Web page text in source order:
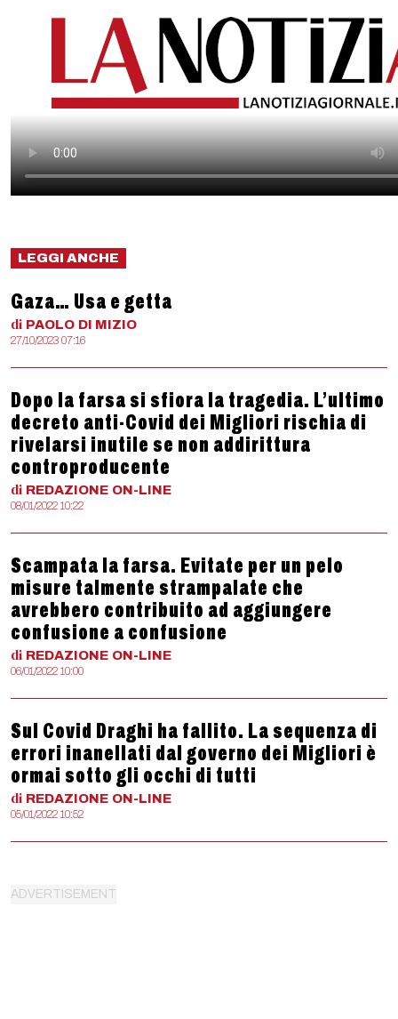
LEGGI ANCHE
Gaza… Usa e getta
di PAOLO DI MIZIO
27/10/2023 07:16
Dopo la farsa si sfiora la tragedia. L’ultimo
decreto anti-Covid dei Migliori rischia di
rivelarsi inutile se non addirittura
controproducente
di REDAZIONE ON-LINE
08/01/2022 10:22
Scampata la farsa. Evitate per un pelo
misure talmente strampalate che
avrebbero contribuito ad aggiungere
confusione a confusione
di REDAZIONE ON-LINE
06/01/2022 10:00
Sul Covid Draghi ha fallito. La sequenza di
errori inanellati dal governo dei Migliori è
ormai sotto gli occhi di tutti
di REDAZIONE ON-LINE
05/01/2022 10:52